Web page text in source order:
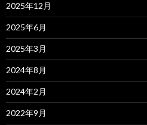
2025年12月
2025年6月
2025年3月
2024年8月
2024年2月
2022年9月